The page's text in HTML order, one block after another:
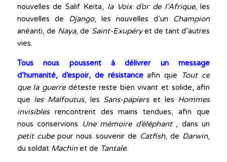
nouvelles de Salif Keita, la Voix d’or de l’Afrique, les
nouvelles de Django, les nouvelles d’un Champion
anéanti, de Naya, de Saint-Exupéryet de tant d’autres
vies.
Tous nous poussent à délivrer un message
d’humanité, d’espoir, de résistanceafin que Tout ce
que la guerredéteste reste bien vivant et solide, afin
que les Malfoutus, les Sans-papierset les Hommes
invisiblesrencontrent des mains tendues, afin que
nous conservions
Une mémoire d’éléphant , dans un
petit cubepour nous souvenir de Catfish, de Darwin,
du soldat Machinet de Tantale.